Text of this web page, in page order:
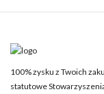
100% zysku z Twoich
statutowe